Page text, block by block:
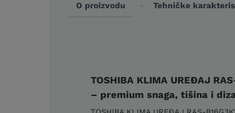
O proizvodu Tehničke
TOSHIBA KLIMA UREĐAJ
– premium snaga, tišina i